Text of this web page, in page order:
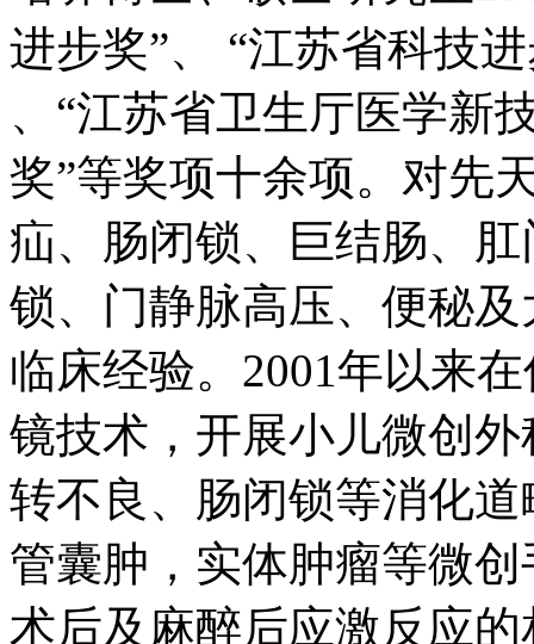
、“江苏省卫生厅医学新
奖”等奖项十余项。对先
疝、肠闭锁、巨结肠、
锁、门静脉高压、便秘
临床经验。2001年以来
镜技术，开展小儿微创
转不良、肠闭锁等消化
管囊肿，实体肿瘤等微
术后及麻醉后应激反应
常的相关临床研究，及